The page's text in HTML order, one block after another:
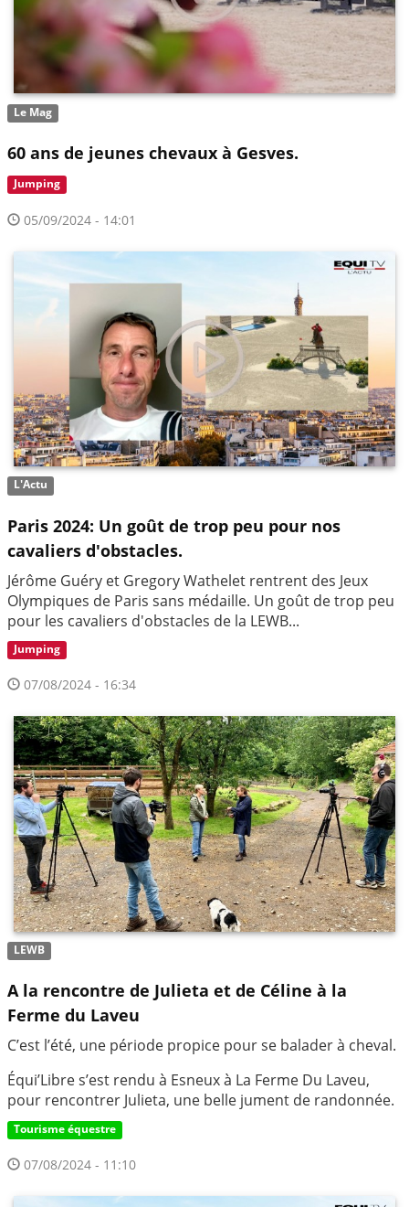
Le Mag
60 ans de jeunes chevaux à Gesves.
Jumping
05/09/2024 - 14:01
L'Actu
Paris 2024: Un goût de trop peu pour nos
cavaliers d'obstacles.
Jérôme Guéry et Gregory Wathelet rentrent des Jeux
Olympiques de Paris sans médaille. Un goût de trop peu
pour les cavaliers d'obstacles de la LEWB...
Jumping
07/08/2024 - 16:34
LEWB
A la rencontre de Julieta et de Céline à la
Ferme du Laveu
C’est l’été, une période propice pour se balader à cheval.
Équi’Libre s’est rendu à Esneux à La Ferme Du Laveu,
pour rencontrer Julieta, une belle jument de randonnée.
Tourisme équestre
07/08/2024 - 11:10